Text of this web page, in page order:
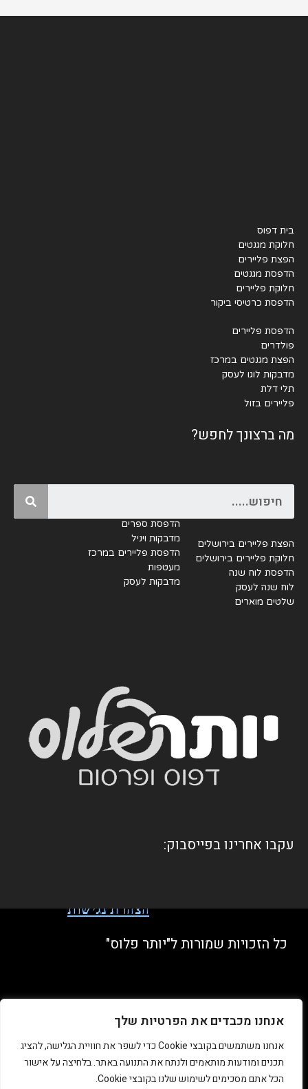
אנחנו מכבדים את הפרטיות שלך
אנחנו משתמשים בקובצי Cookie כדי לשפר את חוויית הגלישה, להציג
תכנים ומודעות מותאמים ולנתח את התנועה באתר. בלחיצה על אישור
הכל אתם מסכימים לשימוש שלנו בקובצי Cookie.
בית דפוס
חלוקת מגנטים
הפצת פליירים
הדפסת מגנטים
חלוקת פליירים
הדפסת כרטיסי ביקור
הדפסת פליירים
פולדרים
הפצת מגנטים במרכז
מדבקות לוגו לעסק
תלי דלת
פליירים בזול
מה ברצונך לחפש?
הפצת פליירים בירושלים
חלוקת פליירים בירושלים
הדפסת לוח שנה
לוח שנה לעסק
שלטים מוארים
הדפסת ספרים
מדבקות ויניל
הדפסת פליירים במרכז
מעטפות
מדבקות לעסק
עקבו אחרינו בפייסבוק:
הצהרת נגישות
כל הזכויות שמורות ל"יותר פלוס"
מדיניות פרטיות